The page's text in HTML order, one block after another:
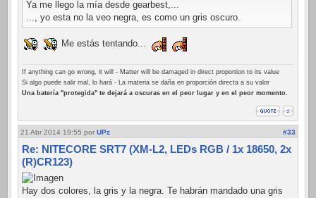
Ya me llego la mía desde gearbest,...
..., yo esta no la veo negra, es como un gris oscuro.
Me estás tentando...
If anything can go wrong, it will - Matter will be damaged in direct proportion to its value
Si algo puede salir mal, lo hará - La materia se daña en proporción directa a su valor
Una batería "protegida" te dejará a oscuras en el peor lugar y en el peor momento.
21 Abr 2014 19:55 por UPz #33
Re: NITECORE SRT7 (XM-L2, LEDs RGB / 1x 18650, 2x
(R)CR123)
Hay dos colores, la gris y la negra. Te habrán mandado una gris